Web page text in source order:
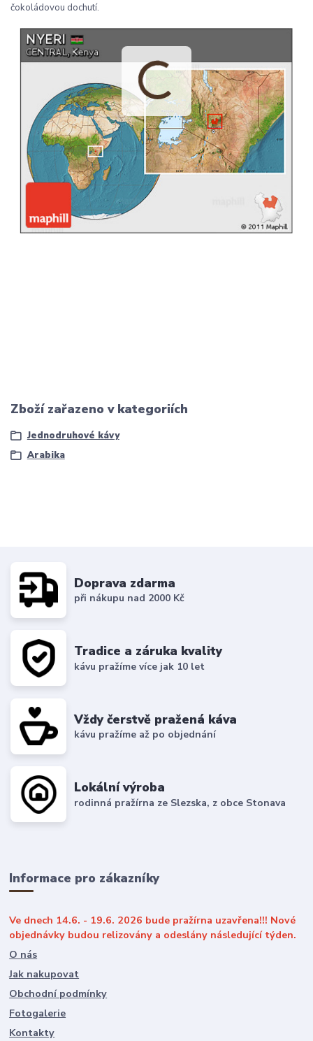
čokoládovou dochutí.
Zboží zařazeno v kategoriích
Jednodruhové kávy
Arabika
Doprava zdarma
při nákupu nad 2000 Kč
Tradice a záruka kvality
kávu pražíme více jak 10 let
Vždy čerstvě pražená káva
kávu pražíme až po objednání
Lokální výroba
rodinná pražírna ze Slezska, z obce Stonava
Informace pro zákazníky
Ve dnech 14.6. - 19.6. 2026 bude pražírna uzavřena!!! Nové
objednávky budou relizovány a odeslány následující týden.
O nás
Jak nakupovat
Obchodní podmínky
Fotogalerie
Kontakty